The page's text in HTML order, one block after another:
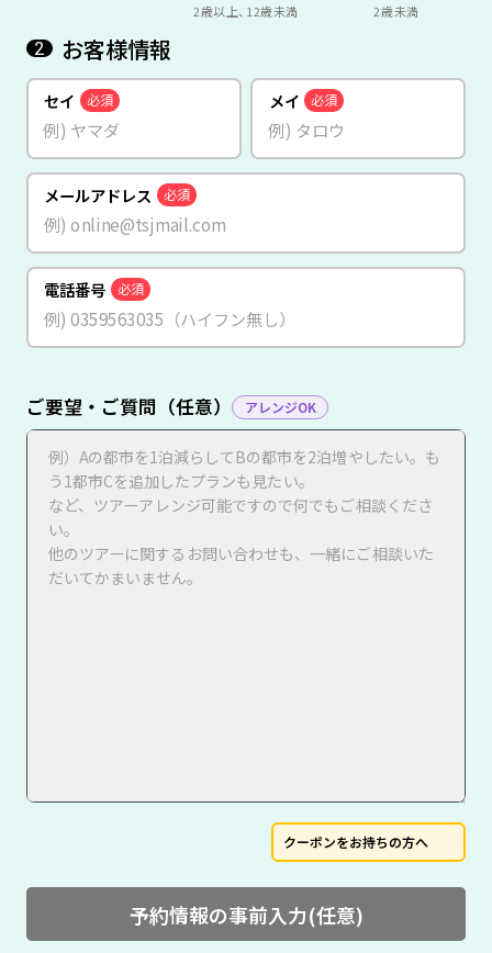
2歳以上、12歳未満 2歳未満
2 お客様情報
セイ 必須 メイ 必須
メールアドレス 必須
電話番号 必須
ご要望・ご質問（任意） アレンジOK
クーポンをお持ちの方へ
予約情報の事前入力(任意)